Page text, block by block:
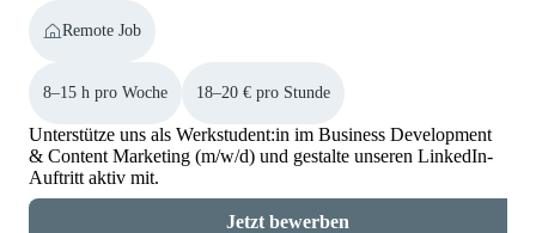
Remote Job
8–15 h pro Woche 18–20 € pro Stunde
Unterstütze uns als Werkstudent:in im Business Development
& Content Marketing (m/w/d) und gestalte unseren LinkedIn-
Auftritt aktiv mit.
Jetzt bewerben